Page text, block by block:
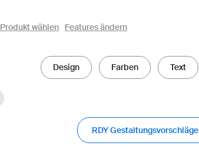
Produkt wählen Features ändern
Design Farben Text
RDY Gestaltungsvorschläge